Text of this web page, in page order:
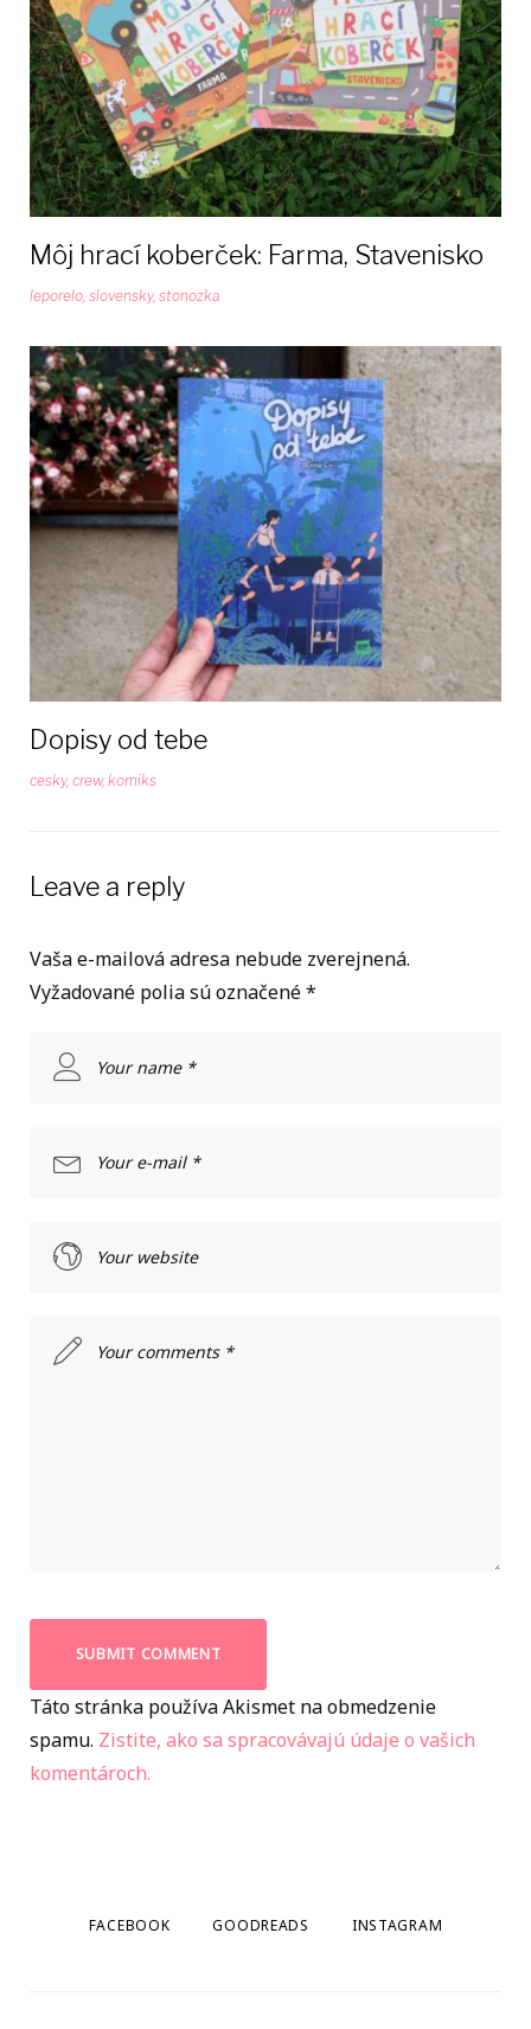
Môj hrací koberček: Farma, Stavenisko
leporelo slovensky, stonozka
Dopisy od tebe
cesky, crew, komiks
Leave a reply
Vaša e-mailová adresa nebude zverejnená.
Vyžadované polia sú označené*
Táto stránka používa Akismet na obmedzenie
spamu. Zistite, ako sa spracovávajú údaje o vašich
komentároch.
FACEBOOK GOODREADS INSTAGRAM